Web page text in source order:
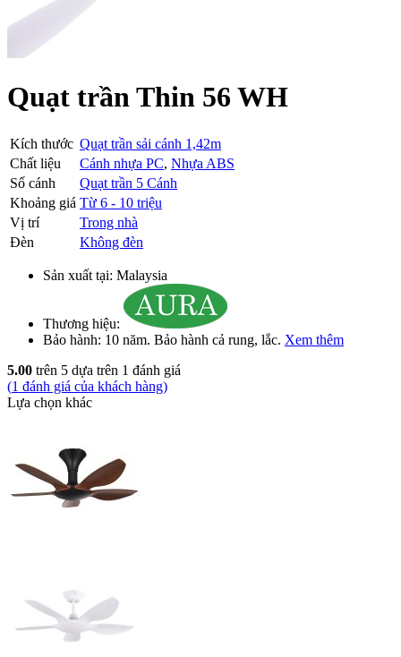
Quạt trần Thin 56 WH
Kích thước Quạt trần sải cánh 1,42m
Chất liệu
Cánh nhựa PC, Nhựa ABS
Số cánh
Quạt trần 5 Cánh
Khoảng giá Từ 6 - 10 triệu
Vị trí
Trong nhà
Đèn
Không đèn
Sản xuất tại: Malaysia
Thương hiệu:
Bảo hành: 10 năm. Bảo hành cả rung, lắc. Xem thêm
5.00 trên 5 dựa trên 1 đánh giá
(1 đánh giá của khách hàng)
Lựa chọn khác